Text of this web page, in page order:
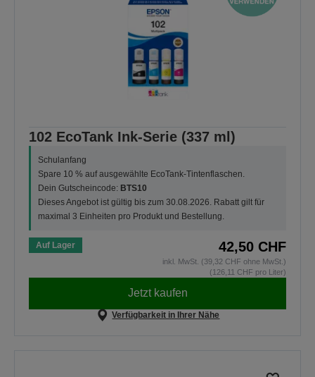
102 EcoTank Ink-Serie (337 ml)
Schulanfang
Spare 10 % auf ausgewählte EcoTank-Tintenflaschen.
Dein Gutscheincode: BTS10
Dieses Angebot ist gültig bis zum 30.08.2026. Rabatt gilt für
maximal 3 Einheiten pro Produkt und Bestellung.
Auf Lager 42,50 CHF
inkl. MwSt. (39,32 CHF ohne MwSt.)
(126,11 CHF pro Liter)
Jetzt kaufen
Verfügbarkeit in Ihrer Nähe